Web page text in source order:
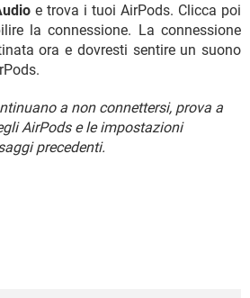
e trova i tuoi AirPods. Clicca poi
la connessione. La connessione
ora e dovresti sentire un suono
a non connettersi, prova a
AirPods e le impostazioni
precedenti.